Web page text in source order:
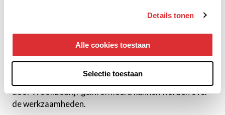
Details tonen
Alle cookies toestaan
Selectie toestaan
inventarisatierondes op locatie. Dit is de basis voor de
jaarlijkse begroting. Na goedkeuring op de begroting,
plant Mansveld de afgestemde en uit te voeren
werkzaamheden in. Alleen voor werkzaamheden
door Woonbedrijf geïnformeerd kunnen worden over
de werkzaamheden.